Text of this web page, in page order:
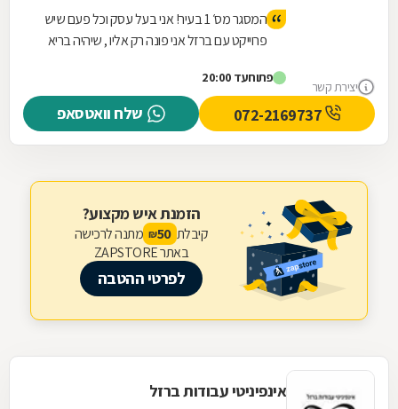
יצירת קשר
המסגר מס׳ 1 בעיר! אני בעל עסק וכל פעם שיש
פרוייקט עם ברזל אני פונה רק אליו , שיהיה בריא
שלוקחת לאחרים הרבה זמן אצלו קיבלתי
במהירות והכל במחיר טוב ששווה לעבודה
שנעשית תודה ובהצלחה חבר
פתוחעד 20:00
שלח וואטסאפ
הזמנת איש מקצוע?
קיבלת 50
₪ מתנה לרכישה
באתר ZAPSTORE
לפרטי ההטבה
אינפיניטי עבודות ברזל